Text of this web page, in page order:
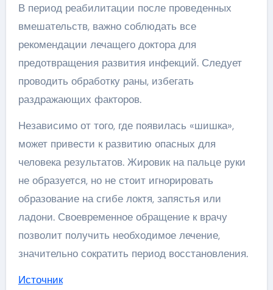
В период реабилитации после проведенных
вмешательств, важно соблюдать все
рекомендации лечащего доктора для
предотвращения развития инфекций. Следует
проводить обработку раны, избегать
раздражающих факторов.
Независимо от того, где появилась «шишка»,
может привести к развитию опасных для
человека результатов. Жировик на пальце руки
не образуется, но не стоит игнорировать
образование на сгибе локтя, запястья или
ладони. Своевременное обращение к врачу
позволит получить необходимое лечение,
значительно сократить период восстановления.
Источник